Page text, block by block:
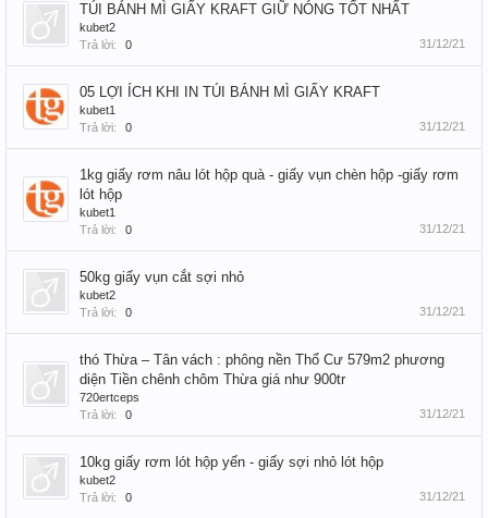
TÚI BÁNH MÌ GIẤY KRAFT GIỮ NÓNG TỐT NHẤT
kubet2
Trả lời:
0 31/12/21
05 LỢI ÍCH KHI IN TÚI BÁNH MÌ GIẤY KRAFT
kubet1
Trả lời:
0 31/12/21
1kg giấy rơm nâu lót hộp quà - giấy vụn chèn hộp -giấy rơm
lót hộp
kubet1
Trả lời:
0 31/12/21
50kg giấy vụn cắt sợi nhỏ
kubet2
Trả lời:
0 31/12/21
thó Thừa – Tân vách : phông nền Thổ Cư 579m2 phương
diện Tiền chênh chôm Thừa giá như 900tr
720ertceps
Trả lời:
0 31/12/21
10kg giấy rơm lót hộp yến - giấy sợi nhỏ lót hộp
kubet2
Trả lời:
0 31/12/21